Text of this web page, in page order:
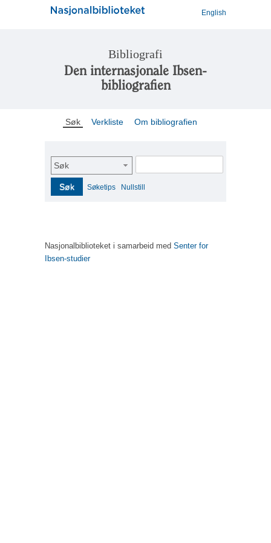
English
Bibliografi
Den internasjonale Ibsen-
bibliografien
Søk Verkliste Om bibliografien
Søk
Søk Søketips Nullstill
Nasjonalbiblioteket i samarbeid med Senter for
Ibsen-studier